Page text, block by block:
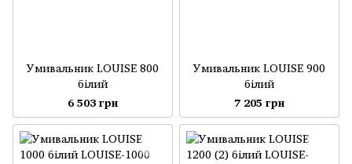
Умивальник LOUISE 800
білий
6 503 грн
Умивальник LOUISE 900
білий
7 205 грн